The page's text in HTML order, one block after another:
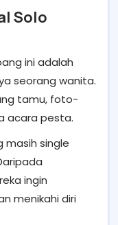
Solo
ini adalah
seorang wanita.
tamu, foto-
acara pesta.
masih single
ingin
menikahi diri